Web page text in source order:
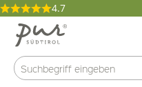
4.7